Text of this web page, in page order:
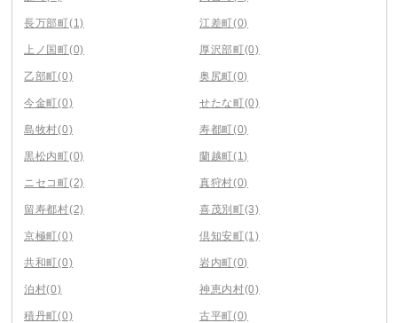
長万部町(1) 江差町(0)
上ノ国町(0) 厚沢部町(0)
乙部町(0) 奥尻町(0)
今金町(0) せたな町(0)
島牧村(0) 寿都町(0)
黒松内町(0) 蘭越町(1)
ニセコ町(2) 真狩村(0)
留寿都村(2) 喜茂別町(3)
京極町(0) 倶知安町(1)
共和町(0) 岩内町(0)
泊村(0) 神恵内村(0)
積丹町(0) 古平町(0)